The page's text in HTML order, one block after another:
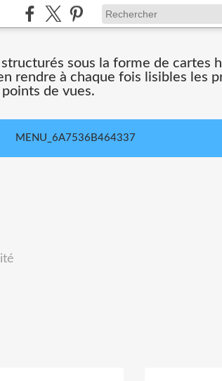
sous la forme de cartes
rendre à chaque fois lisibles les
de vues.
MENU_6A7536B464337